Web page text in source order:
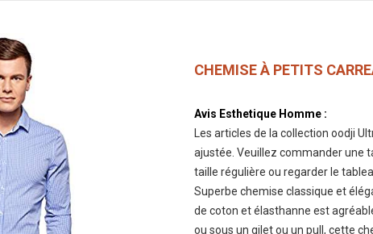
CHEMISE À PETITS
Avis Esthetique Homme :
Les articles de la collection oodji
ajustée. Veuillez commander une
taille régulière ou regarder le
Superbe chemise classique et
de coton et élasthanne est
ou sous un gilet ou un pull, cette